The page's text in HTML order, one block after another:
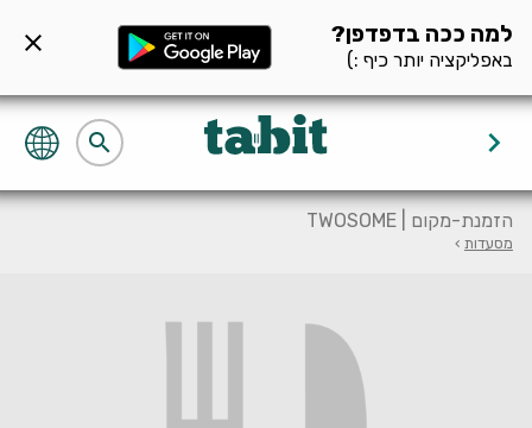
למה ככה בדפדפן?
באפליקציה יותר כיף :)
close
keyboard_arrow_right
search
הזמנת-מקום | TWOSOME
מסעדות ›